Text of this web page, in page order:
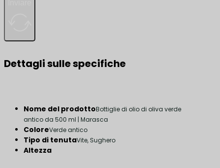
Dettagli sulle specifiche
Nome del prodottoBottiglie di olio di oliva verde
antico da 500 ml | Marasca
ColoreVerde antico
Tipo di tenutaVite, Sughero
Altezza